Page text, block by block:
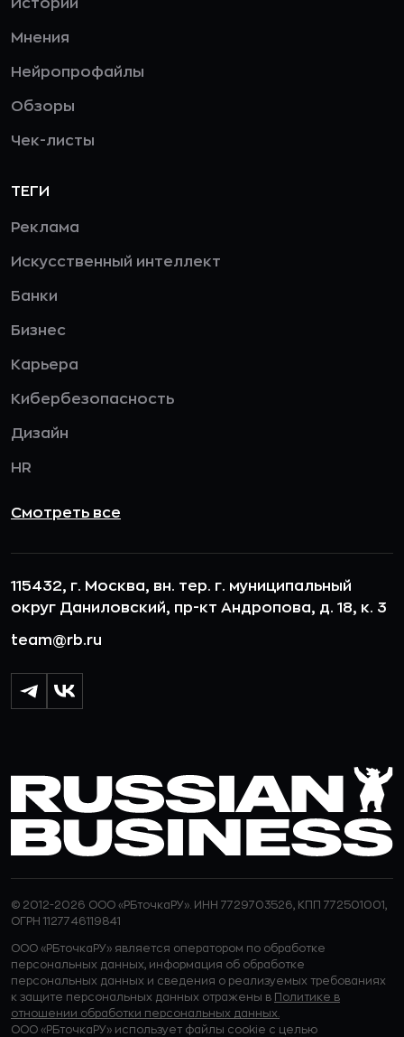
Истории
Мнения
Нейропрофайлы
Обзоры
Чек-листы
ТЕГИ
Реклама
Искусственный интеллект
Банки
Бизнес
Карьера
Кибербезопасность
Дизайн
HR
Смотреть все
115432, г. Москва, вн. тер. г. муниципальный
округ Даниловский, пр-кт Андропова, д. 18, к. 3
team@rb.ru
© 2012-2026 ООО «РБточкаРУ». ИНН 7729703526, КПП 772501001,
ОГРН 1127746119841
ООО «РБточкаРУ» является оператором по обработке
персональных данных, информация об обработке
персональных данных и сведения о реализуемых требованиях
к защите персональных данных отражены в
Политике в
отношении обработки персональных данных.
ООО «РБточкаРУ» использует файлы cookie с целью